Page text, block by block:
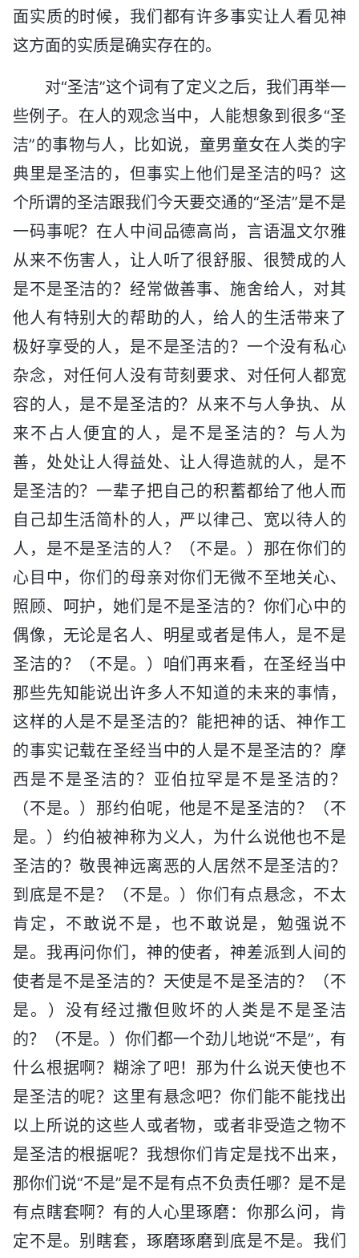
面实质的时候，我们都有许多事实让人看见神
这方面的实质是确实存在的。
对“圣洁”这个词有了定义之后，我们再举一
些例子。在人的观念当中，人能想象到很多“圣
洁”的事物与人，比如说，童男童女在人类的字
典里是圣洁的，但事实上他们是圣洁的吗？这
个所谓的圣洁跟我们今天要交通的“圣洁”是不是
一码事呢？在人中间品德高尚，言语温文尔雅
从来不伤害人，让人听了很舒服、很赞成的人
是不是圣洁的？经常做善事、施舍给人，对其
他人有特别大的帮助的人，给人的生活带来了
极好享受的人，是不是圣洁的？一个没有私心
杂念，对任何人没有苛刻要求、对任何人都宽
容的人，是不是圣洁的？从来不与人争执、从
来不占人便宜的人，是不是圣洁的？与人为
善，处处让人得益处、让人得造就的人，是不
是圣洁的？一辈子把自己的积蓄都给了他人而
自己却生活简朴的人，严以律己、宽以待人的
人，是不是圣洁的人？（不是。）那在你们的
心目中，你们的母亲对你们无微不至地关心、
照顾、呵护，她们是不是圣洁的？你们心中的
偶像，无论是名人、明星或者是伟人，是不是
圣洁的？（不是。）咱们再来看，在圣经当中
那些先知能说出许多人不知道的未来的事情，
这样的人是不是圣洁的？能把神的话、神作工
的事实记载在圣经当中的人是不是圣洁的？摩
西是不是圣洁的？亚伯拉罕是不是圣洁的？
（不是。）那约伯呢，他是不是圣洁的？（不
是。）约伯被神称为义人，为什么说他也不是
圣洁的？敬畏神远离恶的人居然不是圣洁的？
到底是不是？（不是。）你们有点悬念，不太
肯定，不敢说不是，也不敢说是，勉强说不
是。我再问你们，神的使者，神差派到人间的
使者是不是圣洁的？天使是不是圣洁的？（不
是。）没有经过撒但败坏的人类是不是圣洁
的？（不是。）你们都一个劲儿地说“不是”，有
什么根据啊？糊涂了吧！那为什么说天使也不
是圣洁的呢？这里有悬念吧？你们能不能找出
以上所说的这些人或者物，或者非受造之物不
是圣洁的根据呢？我想你们肯定是找不出来，
那你们说“不是”是不是有点不负责任哪？是不是
有点瞎套啊？有的人心里琢磨：你那么问，肯
定不是。别瞎套，琢磨琢磨到底是不是。我们